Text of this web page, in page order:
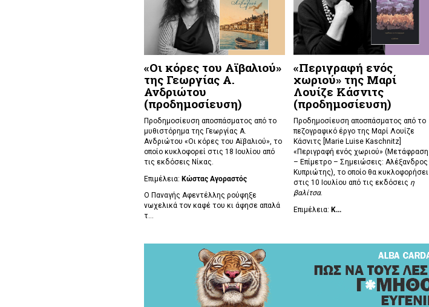
«Οι κόρες του Αϊβαλιού»
της Γεωργίας Α.
Ανδριώτου
(προδημοσίευση)
Προδημοσίευση αποσπάσματος από το
μυθιστόρημα της Γεωργίας Α.
Ανδριώτου «Οι κόρες του Αϊβαλιού», το
οποίο κυκλοφορεί στις 18 Ιουλίου από
τις εκδόσεις Νίκας.
Επιμέλεια: Κώστας Αγοραστός
Ο Παναγής Αφεντέλλης ρούφηξε
νωχελικά τον καφέ του κι άφησε απαλά
τ...
«Περιγραφή ενός
χωριού» της Μαρί
Λουίζε Κάσνιτς
(προδημοσίευση)
Προδημοσίευση αποσπάσματος από το
πεζογραφικό έργο της Μαρί Λουίζε
Κάσνιτς [Marie Luise Kaschnitz]
«Περιγραφή ενός χωριού» (Μετάφραση
– Επίμετρο – Σημειώσεις: Αλέξανδρος
Κυπριώτης), το οποίο θα κυκλοφορήσει
στις 10 Ιουλίου από τις εκδόσεις η
βαλίτσα.
Επιμέλεια:Κ...